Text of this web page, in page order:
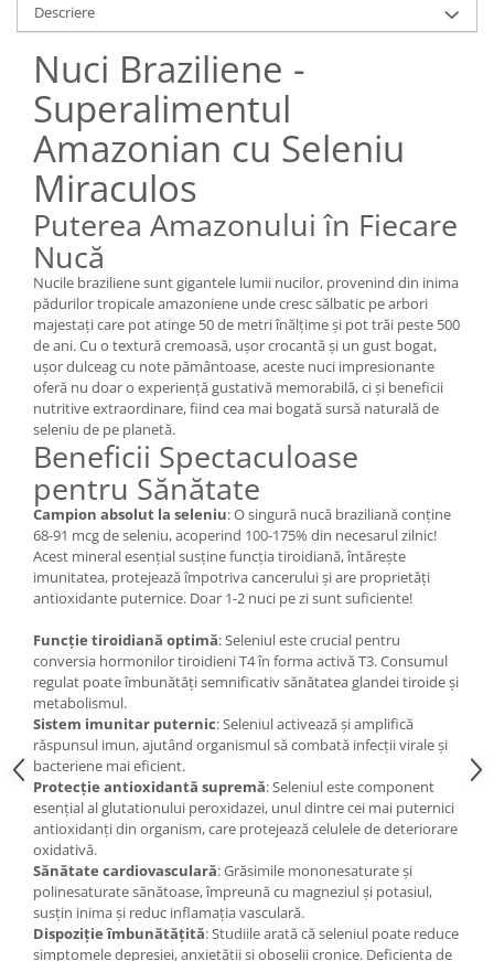
Descriere
Nuci Braziliene -
Superalimentul
Amazonian cu Seleniu
Miraculos
Puterea Amazonului în Fiecare
Nucă
Nucile braziliene sunt gigantele lumii nucilor, provenind din inima
pădurilor tropicale amazoniene unde cresc sălbatic pe arbori
majestați care pot atinge 50 de metri înălțime și pot trăi peste 500
de ani. Cu o textură cremoasă, ușor crocantă și un gust bogat,
ușor dulceag cu note pământoase, aceste nuci impresionante
oferă nu doar o experiență gustativă memorabilă, ci și beneficii
nutritive extraordinare, fiind cea mai bogată sursă naturală de
seleniu de pe planetă.
Beneficii Spectaculoase
pentru Sănătate
Campion absolut la seleniu: O singură nucă braziliană conține
68-91 mcg de seleniu, acoperind 100-175% din necesarul zilnic!
Acest mineral esențial susține funcția tiroidiană, întărește
imunitatea, protejează împotriva cancerului și are proprietăți
antioxidante puternice. Doar 1-2 nuci pe zi sunt suficiente!
Funcție tiroidiană optimă: Seleniul este crucial pentru
conversia hormonilor tiroidieni T4 în forma activă T3. Consumul
regulat poate îmbunătăți semnificativ sănătatea glandei tiroide și
metabolismul.
Sistem imunitar puternic: Seleniul activează și amplifică
răspunsul imun, ajutând organismul să combată infecții virale și
bacteriene mai eficient.
Protecție antioxidantă supremă: Seleniul este component
esențial al glutationului peroxidazei, unul dintre cei mai puternici
antioxidanți din organism, care protejează celulele de deteriorare
oxidativă.
Sănătate cardiovasculară: Grăsimile mononesaturate și
polinesaturate sănătoase, împreună cu magneziul și potasiul,
susțin inima și reduc inflamația vasculară.
Dispoziție îmbunătățită: Studiile arată că seleniul poate reduce
simptomele depresiei, anxietății și oboselii cronice. Deficiența de